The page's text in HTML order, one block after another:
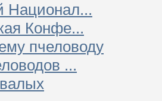
Национал...
Конфе...
пчеловоду
...